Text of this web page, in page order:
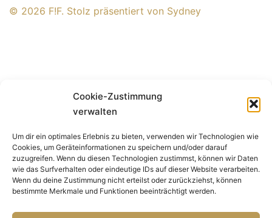
Cookie-Zustimmung
verwalten
Um dir ein optimales Erlebnis zu bieten, verwenden wir Technologien wie
Cookies, um Geräteinformationen zu speichern und/oder darauf
zuzugreifen. Wenn du diesen Technologien zustimmst, können wir Daten
wie das Surfverhalten oder eindeutige IDs auf dieser Website verarbeiten.
Wenn du deine Zustimmung nicht erteilst oder zurückziehst, können
bestimmte Merkmale und Funktionen beeinträchtigt werden.
© 2026 F!F. Stolz präsentiert von Sydney